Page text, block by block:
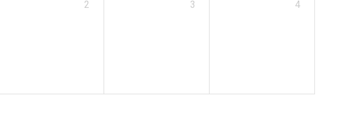
2 3 4